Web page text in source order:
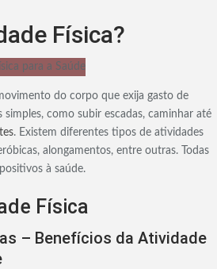
Física?
do corpo que exija gasto de
simples, como subir escadas, caminhar até
. Existem diferentes tipos de atividades
alongamentos, entre outras. Todas
à saúde.
Física
– Benefícios da Atividade